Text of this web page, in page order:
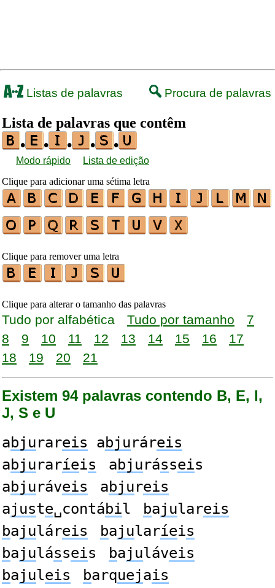
Listas de palavras Procura de palavras
Lista de palavras que contêm
•
• • • •
Modo rápido
Lista de edição
Clique para adicionar uma sétima letra
Clique para remover uma letra
Clique para alterar o tamanho das palavras
Tudo por alfabética Tudo por tamanho
7
8
9 10 11 12 13 14 15 16
17
18
19 20 21
Existem 94 palavras contendo B, E, I,
J, S e U
abjurareis abjuráreis
abjuraríeis abjurásseis
abjuráveis abjureis
ajuste␣contábil bajulareis
bajuláreis bajularíeis
bajulásseis bajuláveis
bajuleis barquejais